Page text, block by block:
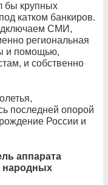
бы крупных
катком банкиров.
СМИ,
региональная
и помощью,
и собственно
последней опорой
России и
аппарата
народных